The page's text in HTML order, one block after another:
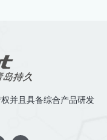
并且具备综合产品研发